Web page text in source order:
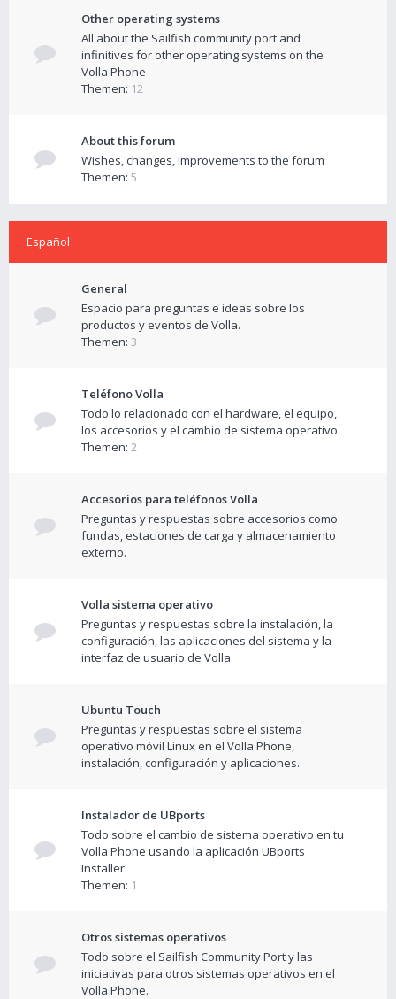
Other operating systems
All about the Sailfish community port and
infinitives for other operating systems on the
Volla Phone
Themen: 12
About this forum
Wishes, changes, improvements to the forum
Themen: 5
Español
General
Espacio para preguntas e ideas sobre los
productos y eventos de Volla.
Themen: 3
Teléfono Volla
Todo lo relacionado con el hardware, el equipo,
los accesorios y el cambio de sistema operativo.
Themen: 2
Accesorios para teléfonos Volla
Preguntas y respuestas sobre accesorios como
fundas, estaciones de carga y almacenamiento
externo.
Volla sistema operativo
Preguntas y respuestas sobre la instalación, la
configuración, las aplicaciones del sistema y la
interfaz de usuario de Volla.
Ubuntu Touch
Preguntas y respuestas sobre el sistema
operativo móvil Linux en el Volla Phone,
instalación, configuración y aplicaciones.
Instalador de UBports
Todo sobre el cambio de sistema operativo en tu
Volla Phone usando la aplicación UBports
Installer.
Themen: 1
Otros sistemas operativos
Todo sobre el Sailfish Community Port y las
iniciativas para otros sistemas operativos en el
Volla Phone.